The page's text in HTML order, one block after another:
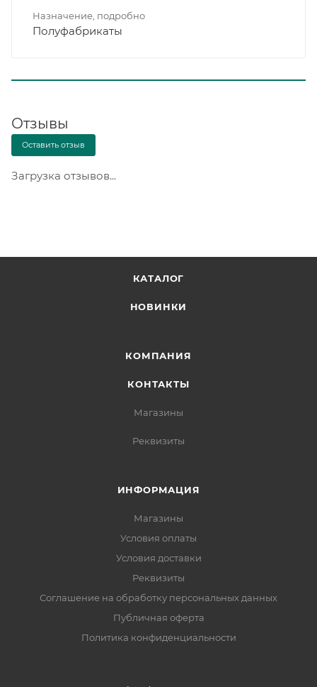
Назначение, подробно
Полуфабрикаты
Отзывы
Оставить отзыв
Загрузка отзывов...
КАТАЛОГ
НОВИНКИ
КОМПАНИЯ
КОНТАКТЫ
Магазины
Реквизиты
ИНФОРМАЦИЯ
Магазины
Условия оплаты
Условия доставки
Реквизиты
Соглашение на обработку персональных данных
Публичная оферта
Политика конфиденциальности